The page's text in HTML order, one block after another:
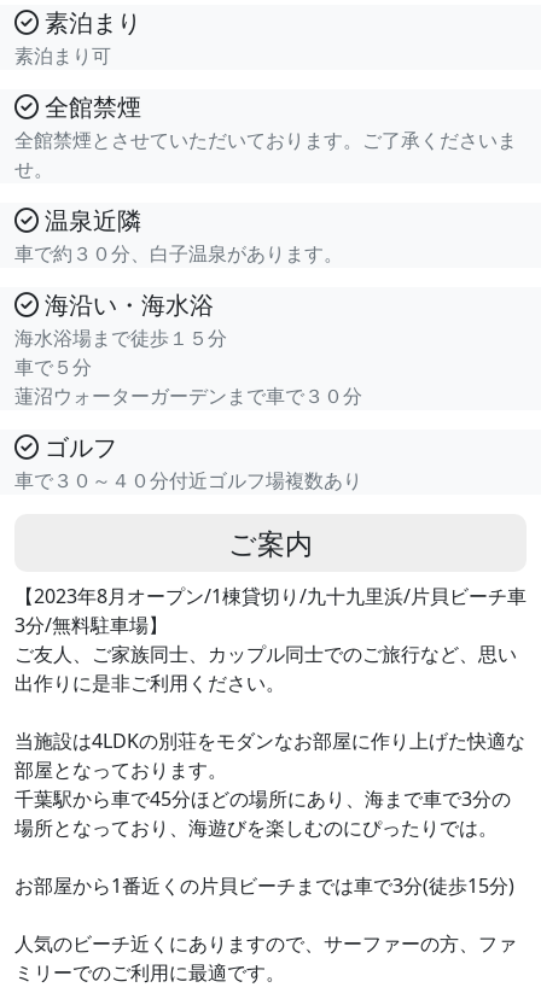
素泊まり
素泊まり可
全館禁煙
全館禁煙とさせていただいております。ご了承くださいま
せ。
温泉近隣
車で約３０分、白子温泉があります。
海沿い・海水浴
海水浴場まで徒歩１５分
車で５分
蓮沼ウォーターガーデンまで車で３０分
ゴルフ
車で３０～４０分付近ゴルフ場複数あり
ご案内
【2023年8月オープン/1棟貸切り/九十九里浜/片貝ビーチ車
3分/無料駐車場】
ご友人、ご家族同士、カップル同士でのご旅行など、思い
出作りに是非ご利用ください。
当施設は4LDKの別荘をモダンなお部屋に作り上げた快適な
部屋となっております。
千葉駅から車で45分ほどの場所にあり、海まで車で3分の
場所となっており、海遊びを楽しむのにぴったりでは。
お部屋から1番近くの片貝ビーチまでは車で3分(徒歩15分)
人気のビーチ近くにありますので、サーファーの方、ファ
ミリーでのご利用に最適です。